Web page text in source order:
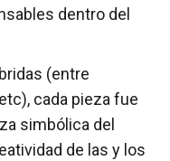
dentro del
(entre
cada pieza fue
simbólica del
de las y los